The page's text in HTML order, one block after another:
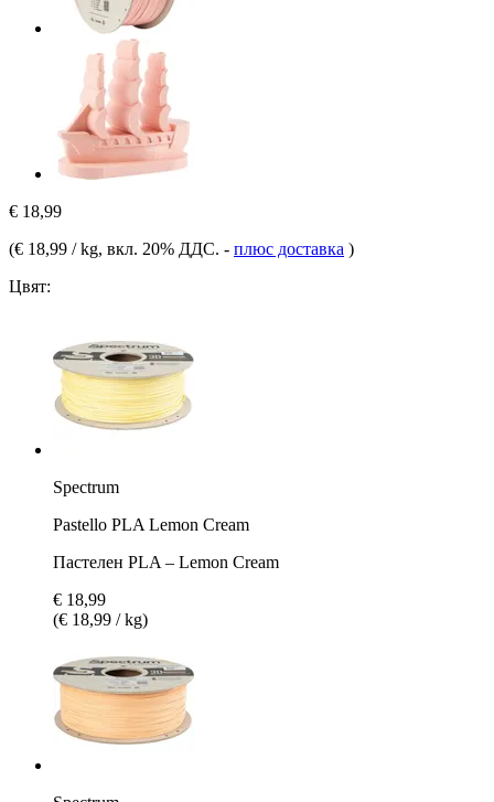
€ 18,99
(€ 18,99 / kg, вкл. 20% ДДС. - плюс доставка )
Цвят:
Spectrum
Pastello PLA Lemon Cream
Пастелен PLA – Lemon Cream
€ 18,99
(€ 18,99 / kg)